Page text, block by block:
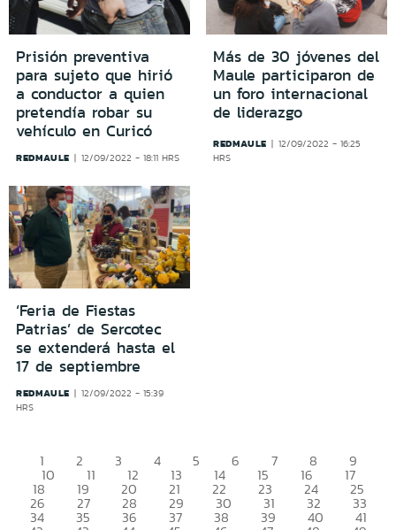
Prisión preventiva
para sujeto que hirió
a conductor a quien
pretendía robar su
vehículo en Curicó
REDMAULE 12/09/2022 - 18:11 HRS
Más de 30 jóvenes del
Maule participaron de
un foro internacional
de liderazgo
REDMAULE
12/09/2022 - 16:25
HRS
‘Feria de Fiestas
Patrias’ de Sercotec
se extenderá hasta el
17 de septiembre
REDMAULE
12/09/2022 - 15:39
HRS
1 2 3 4 5 6 7 8 9
10 11 12 13 14 15 16 17
18 19 20 21 22 23 24 25
26 27 28 29 30 31 32 33
34 35 36 37 38 39 40 41